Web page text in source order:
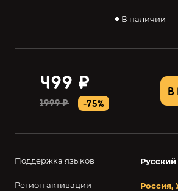
В наличии
В
499 ₽
1999 ₽ -75%
Поддержка языков
Регион активации Россия,